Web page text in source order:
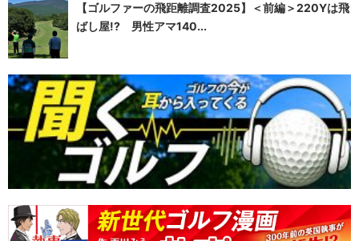
【ゴルファーの飛距離調査2025】＜前編＞220Yは飛
ばし屋!? 男性アマ140...